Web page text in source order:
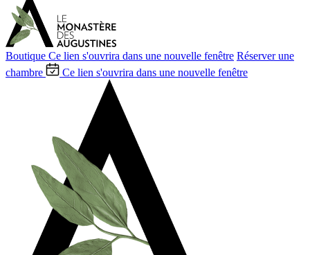
Boutique Ce lien s'ouvrira dans une nouvelle fenêtre Réserver une
chambre
Ce lien s'ouvrira dans une nouvelle fenêtre